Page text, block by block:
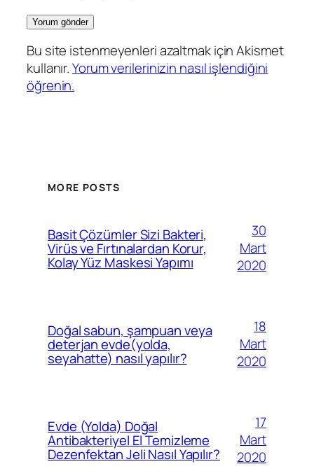
Bu site istenmeyenleri azaltmak için Akismet
kullanır.Yorum verilerinizin nasıl işlendiğini
öğrenin.
MORE POSTS
Basit Çözümler Sizi Bakteri,
Virüs ve Fırtınalardan Korur,
Kolay Yüz Maskesi Yapımı
30
Mart
2020
Doğal sabun, şampuan veya
deterjan evde(yolda,
seyahatte) nasıl yapılır?
18
Mart
2020
Evde (Yolda) Doğal
Antibakteriyel El Temizleme
Dezenfektan Jeli Nasıl Yapılır?
17
Mart
2020